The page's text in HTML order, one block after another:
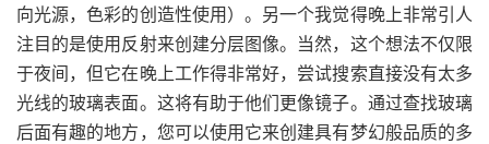
向光源，色彩的创造性使用）。另一个我觉得晚上非常引人
注目的是使用反射来创建分层图像。当然，这个想法不仅限
于夜间，但它在晚上工作得非常好， 尝试搜索直接没有太多
光线的玻璃表面。这将有助于他们更像镜子。通过查找玻璃
后面有趣的地方，您可以使用它来创建具有梦幻般品质的多